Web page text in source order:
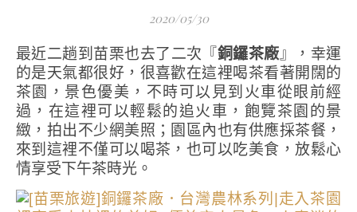
2020/05/30
最近二趟到苗栗也去了二次『銅鑼茶廠』，幸運
的是天氣都很好，很喜歡在這裡喝茶看著開闊的
茶園，景色優美，不時可以見到火車從眼前經
過，在這裡可以輕鬆的追火車，飽覽茶園的景
緻，拍出不少網美照；園區內也有供應採茶餐，
來到這裡不僅可以喝茶，也可以吃美食，放鬆心
情享受下午茶時光。